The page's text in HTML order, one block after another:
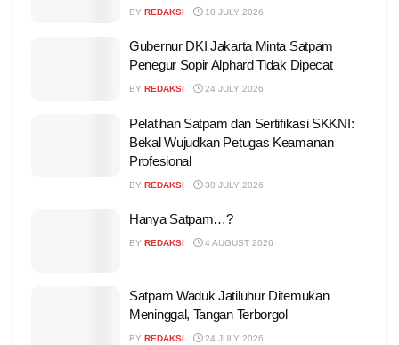
BY REDAKSI 10 JULY 2026
Gubernur DKI Jakarta Minta Satpam
Penegur Sopir Alphard Tidak Dipecat
BY REDAKSI 24 JULY 2026
Pelatihan Satpam dan Sertifikasi SKKNI:
Bekal Wujudkan Petugas Keamanan
Profesional
BY REDAKSI 30 JULY 2026
Hanya Satpam…?
BY REDAKSI 4 AUGUST 2026
Satpam Waduk Jatiluhur Ditemukan
Meninggal, Tangan Terborgol
BY REDAKSI 24 JULY 2026